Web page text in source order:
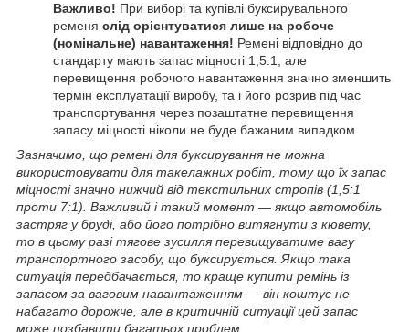
Важливо! При виборі та купівлі буксирувального
ременя слід орієнтуватися лише на робоче
(номінальне) навантаження! Ремені відповідно до
стандарту мають запас міцності 1,5:1, але
перевищення робочого навантаження значно зменшить
термін експлуатації виробу, та і його розрив під час
транспортування через позаштатне перевищення
запасу міцності ніколи не буде бажаним випадком.
Зазначимо, що ремені для буксирування не можна
використовувати для такелажних робіт, тому що їх запас
міцності значно нижчий від текстильних стропів (1,5:1
проти 7:1). Важливий і такий момент — якщо автомобіль
застряг у бруді, або його потрібно витягнути з кювету,
то в цьому разі тягове зусилля перевищуватиме вагу
транспортного засобу, що буксирується. Якщо така
ситуація передбачається, то краще купити ремінь із
запасом за ваговим навантаженням — він коштує не
набагато дорожче, але в критичній ситуації цей запас
може позбавити багатьох проблем.